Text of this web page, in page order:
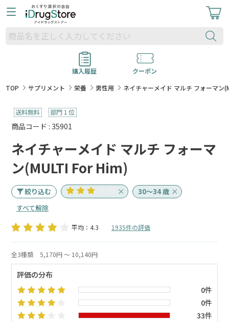
購入履歴
クーポン
TOP
サプリメント 栄養 男性用 ネイチャーメイド マルチ フォーマン
商品コード : 35901
ネイチャーメイド マルチ フォーマ
ン(MULTI For Him)
絞り込む
30～34 歳
すべて解除
平均：4.3 1935件の評価
全3種類 5,170円 ～ 10,140円
評価の分布
0件
0件
33件